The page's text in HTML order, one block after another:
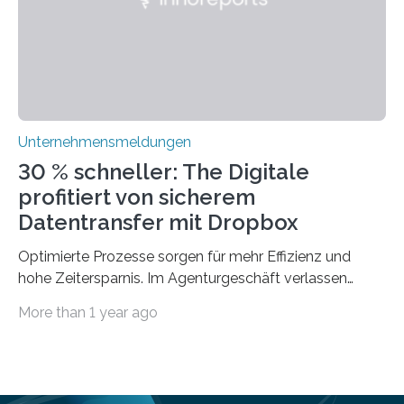
Unternehmensmeldungen
30 % schneller: The Digitale
profitiert von sicherem
Datentransfer mit Dropbox
Optimierte Prozesse sorgen für mehr Effizienz und
hohe Zeitersparnis. Im Agenturgeschäft verlassen
machen sich auf den Weg zu Kunden oder Partnern.
More than 1 year ago